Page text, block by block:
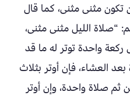
تكون مثنى مثنى، كما قال
“صلاة الليل مثنى مثنى،
واحدة توتر له ما قد
العشاء، فإن أوتر بثلاث
ثم صلاة واحدة، وإن أوتر